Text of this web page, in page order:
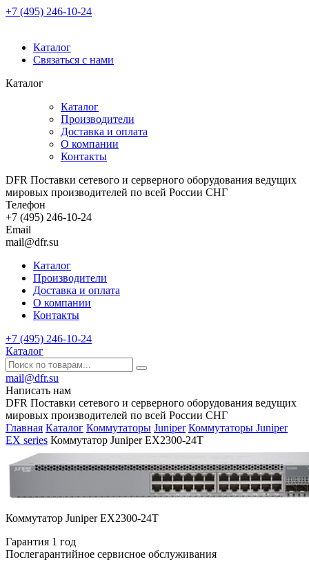
+7 (495) 246-10-24
Каталог
Связаться с нами
Каталог
Каталог
Производители
Доставка и оплата
О компании
Контакты
DFR Поставки сетевого и серверного оборудования ведущих
мировых производителей по всей России СНГ
Телефон
+7 (495) 246-10-24
Email
mail@dfr.su
Каталог
Производители
Доставка и оплата
О компании
Контакты
+7 (495) 246-10-24
Каталог
mail@dfr.su
Написать нам
DFR Поставки сетевого и серверного оборудования ведущих
мировых производителей по всей России СНГ
Главная Каталог Коммутаторы Juniper Коммутаторы Juniper
EX series Коммутатор Juniper EX2300-24T
Коммутатор Juniper EX2300-24T
Гарантия 1 год
Послегарантийное сервисное обслуживания